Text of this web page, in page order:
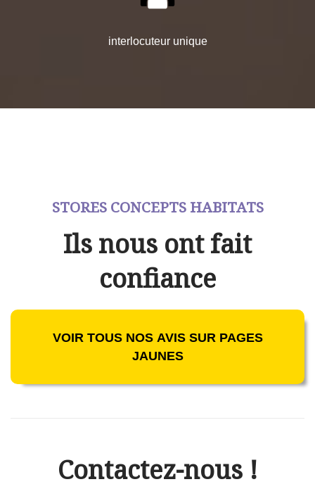
interlocuteur unique
STORES CONCEPTS HABITATS
Ils nous ont fait
confiance
VOIR TOUS NOS AVIS SUR PAGES
JAUNES
Contactez-nous !